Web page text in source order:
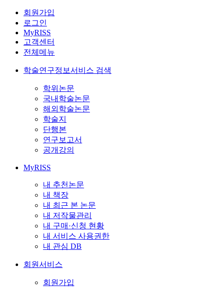
회원가입
로그인
MyRISS
고객센터
전체메뉴
학술연구정보서비스 검색
학위논문
국내학술논문
해외학술논문
학술지
단행본
연구보고서
공개강의
MyRISS
내 추천논문
내 책장
내 최근 본 논문
내 저작물관리
내 구매·신청 현황
내 서비스 사용권한
내 관심 DB
회원서비스
회원가입